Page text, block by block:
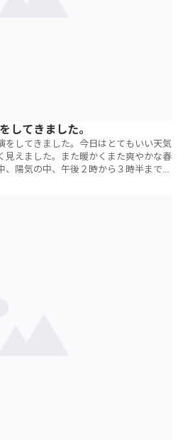
してきました。
をしてきました。今日はとてもいい天気
見えました。また暖かくまた爽やかな春
陽気の中、午後２時から３時半までの